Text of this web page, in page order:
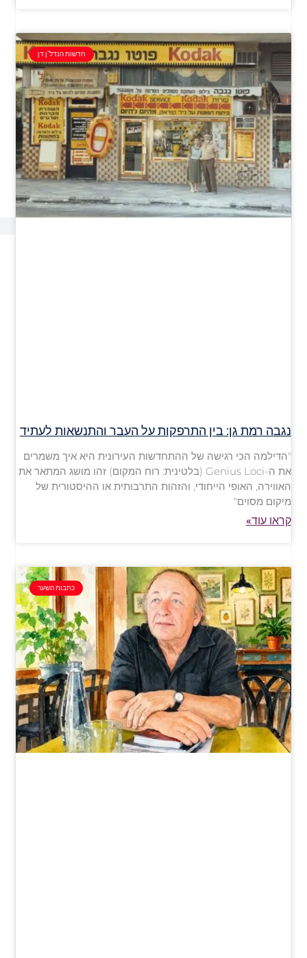
חדשות הנדל"ן דן
נגבה רמת גן: בין התרפקות על העבר והתנשאות לעתיד
"הדילמה הכי רגישה של ההתחדשות העירונית היא איך משמרים
את ה-Genius Loci (בלטינית: רוח המקום) זהו מושג המתאר את
האווירה, האופי הייחודי, והזהות התרבותית או ההיסטורית של
מיקום מסוים"
קראו עוד»
כתבות השער